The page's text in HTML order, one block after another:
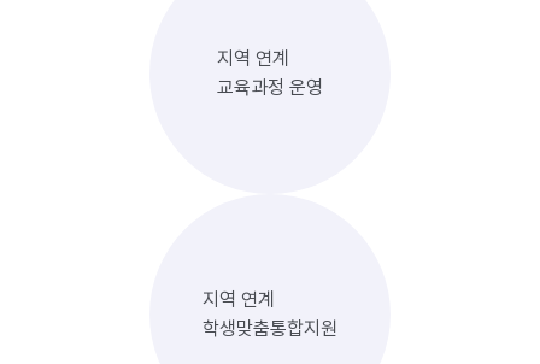
지역 연계
교육과정 운영
지역 연계
학생맞춤통합지원